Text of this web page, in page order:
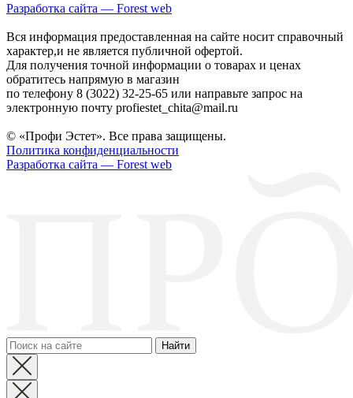
Разработка сайта — Forest web
Вся информация предоставленная на сайте носит справочный
характер,и не является публичной офертой.
Для получения точной информации о товарах и ценах
обратитесь напрямую в магазин
по телефону 8 (3022) 32-25-65 или направьте запрос на
электронную почту profiestet_chita@mail.ru
© «Профи Эстет». Все права защищены.
Политика конфиденциальности
Разработка сайта — Forest web
Найти